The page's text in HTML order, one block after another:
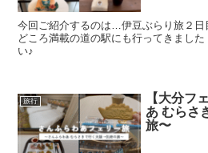
今回ご紹介するのは…伊豆ぶらり旅２日
どころ満載の道の駅にも行ってきまし
い♪
旅行
【大分フ
あ むらさ
旅〜